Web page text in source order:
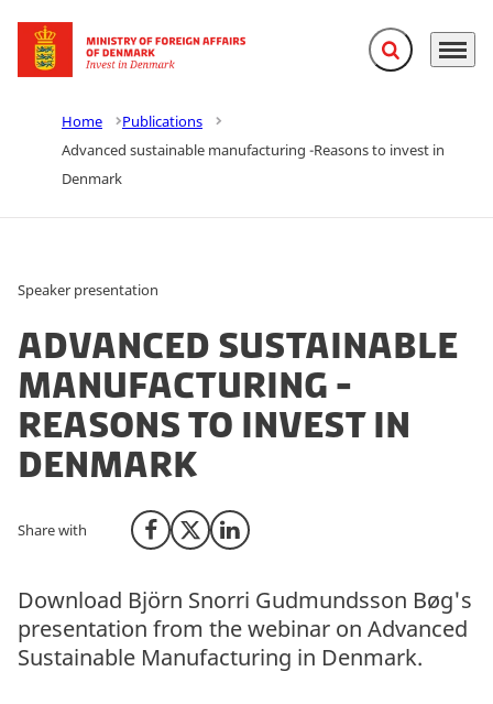
Go to frontpage Expand search
Menu
Home
Publications
Advanced sustainable manufacturing -Reasons to invest in
Denmark
Speaker presentation
Advanced sustainable
manufacturing -
Reasons to invest in
Denmark
Share with Share on Facebook
Share on X (Twitter)
Share on LinkedIn
Download Björn Snorri Gudmundsson Bøg's
presentation from the webinar on Advanced
Sustainable Manufacturing in Denmark.